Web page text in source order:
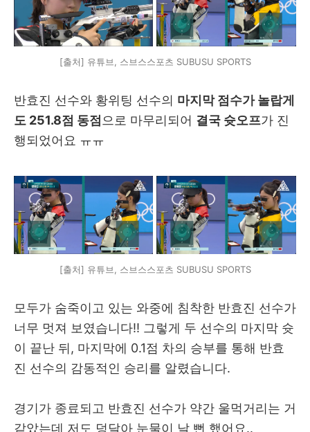
[출처] 유튜브, 스브스스포츠 SUBUSU SPORTS
반효진 선수와 황위팅 선수의 마지막 점수가 놀랍게
도 251.8점 동점 으로 마무리되어 결국 슛오프가 진
행되었어요 ㅠㅠ
[출처] 유튜브, 스브스스포츠 SUBUSU SPORTS
모두가 숨죽이고 있는 와중에 침착한 반효진 선수가
너무 멋져 보였습니다!! 그렇게 두 선수의 마지막 슛
이 끝난 뒤, 마지막에 0.1점 차의 승부를 통해 반효
진 선수의 감동적인 승리를 알렸습니다.
경기가 종료되고 반효진 선수가 약간 울먹거리는 거
같았는데 저도 덩달아 눈물이 날 뻔 했어요..